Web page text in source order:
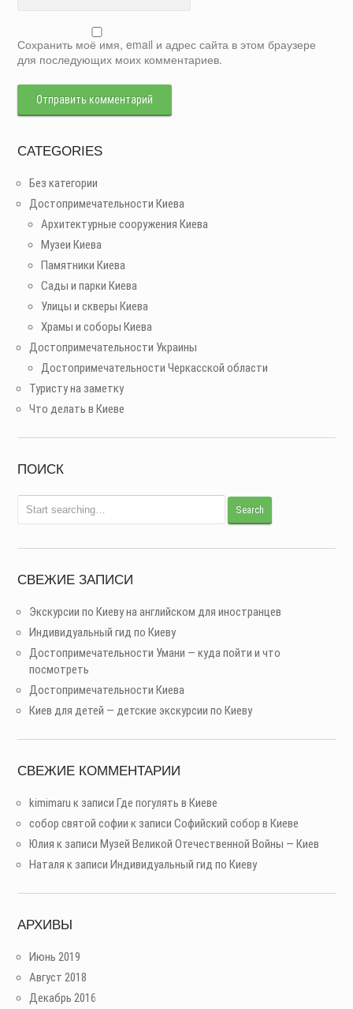
Сохранить моё имя, email и адрес сайта в этом браузере
для последующих моих комментариев.
CATEGORIES
Без категории
Достопримечательности Киева
Архитектурные сооружения Киева
Музеи Киева
Памятники Киева
Сады и парки Киева
Улицы и скверы Киева
Храмы и соборы Киева
Достопримечательности Украины
Достопримечательности Черкасской области
Туристу на заметку
Что делать в Киеве
ПОИСК
СВЕЖИЕ ЗАПИСИ
Экскурсии по Киеву на английском для иностранцев
Индивидуальный гид по Киеву
Достопримечательности Умани — куда пойти и что
посмотреть
Достопримечательности Киева
Киев для детей — детские экскурсии по Киеву
СВЕЖИЕ КОММЕНТАРИИ
kimimaru к записиГде погулять в Киеве
собор святой софии к записиСофийский собор в Киеве
Юлия к записиМузей Великой Отечественной Войны — Киев
Наталя к записиИндивидуальный гид по Киеву
АРХИВЫ
Июнь 2019
Август 2018
Декабрь 2016